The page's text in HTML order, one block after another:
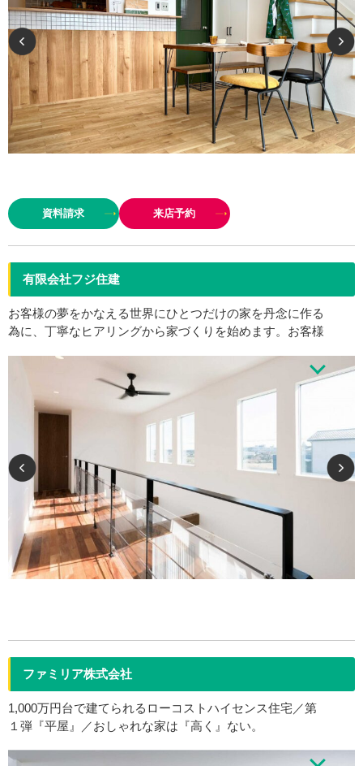
て頂きます。 デザインのバランス、コストのバランスどちらも大事にしなが
ら家づくりを楽しみましょう！ …
資料請求 来店予約
有限会社フジ住建
お客様の夢をかなえる世界にひとつだけの家を丹念に作る
為に、丁寧なヒアリングから家づくりを始めます。お客様
のコラボレーションという、魅力的な体制も整っ…
ファミリア株式会社
1,000万円台で建てられるローコストハイセンス住宅／第
１弾『平屋』／おしゃれな家は『高く』ない。